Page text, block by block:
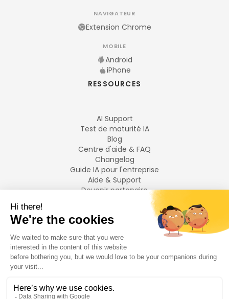
NAVIGATEUR
Extension Chrome
MOBILE
Android
iPhone
RESSOURCES
AI Support
Test de maturité IA
Blog
Centre d'aide & FAQ
Changelog
Guide IA pour l'entreprise
Aide & Support
Devenir partenaire
LANGUES
Français
English